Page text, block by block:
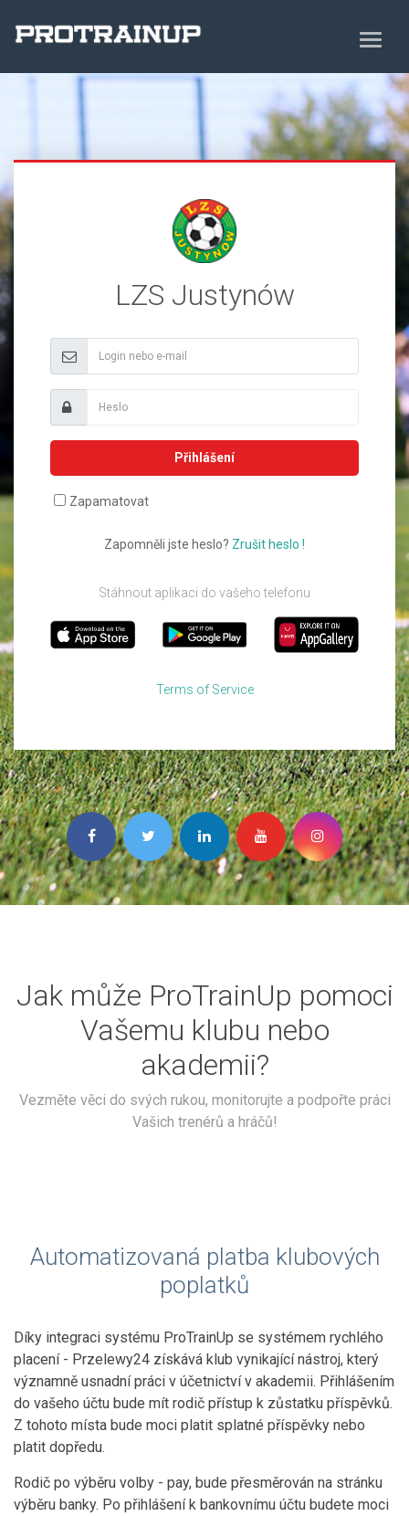
LZS Justynów
Přihlášení
Zapamatovat
Zapomněli jste heslo? Zrušit heslo !
Stáhnout aplikaci do vašeho telefonu
Terms of Service
Jak může ProTrainUp pomoci
Vašemu klubu nebo
akademii?
Vezměte věci do svých rukou, monitorujte a podpořte práci
Vašich trenérů a hráčů!
Automatizovaná platba klubových
poplatků
Díky integraci systému ProTrainUp se systémem rychlého
placení - Przelewy24 získává klub vynikající nástroj, který
významně usnadní práci v účetnictví v akademii. Přihlášením
do vašeho účtu bude mít rodič přístup k zůstatku příspěvků.
Z tohoto místa bude moci platit splatné příspěvky nebo
platit dopředu.
Rodič po výběru volby - pay, bude přesměrován na stránku
výběru banky. Po přihlášení k bankovnímu účtu budete moci